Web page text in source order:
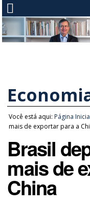
Você está aqui: Página
mais de exportar para a
Brasil
mais de
China